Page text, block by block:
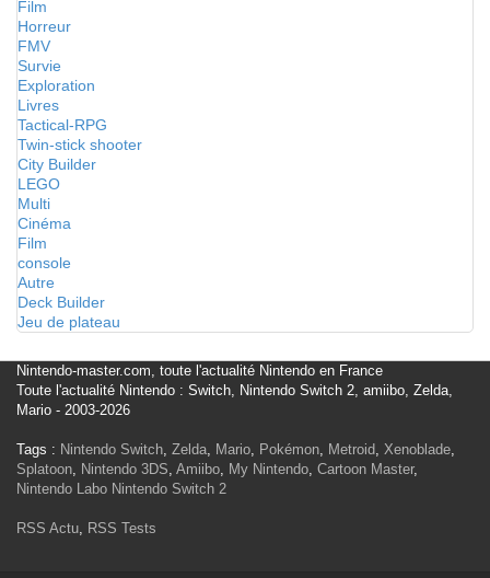
Film
Horreur
FMV
Survie
Exploration
Livres
Tactical-RPG
Twin-stick shooter
City Builder
LEGO
Multi
Cinéma
Film
console
Autre
Deck Builder
Jeu de plateau
Nintendo-master.com, toute l'actualité Nintendo en France
Toute l'actualité Nintendo : Switch, Nintendo Switch 2, amiibo, Zelda,
Mario - 2003-2026
Tags : Nintendo Switch, Zelda, Mario, Pokémon, Metroid, Xenoblade,
Splatoon, Nintendo 3DS, Amiibo, My Nintendo, Cartoon Master,
Nintendo Labo Nintendo Switch 2
RSS Actu, RSS Tests